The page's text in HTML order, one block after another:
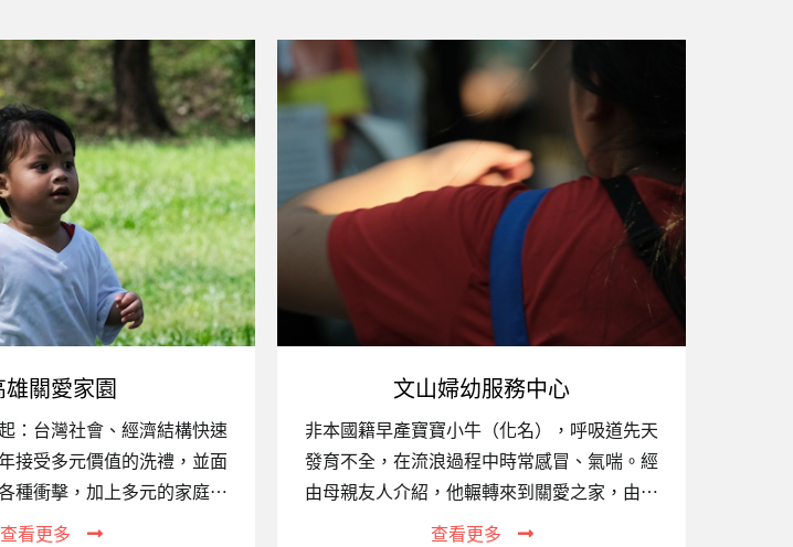
雄關愛家園
：台灣社會、經濟結構快速
接受多元價值的洗禮，並面
種衝擊，加上多元的家庭組
家庭原本的功能銳減，不但
查看更多
文山婦幼服務中心
非本國籍早產寶寶小牛（化名），呼吸道先天
發育不全，在流浪過程中時常感冒、氣喘。經
由母親友人介紹，他輾轉來到關愛之家，由本
會協助送醫治療。歷經近兩個月的治療，小牛
查看更多